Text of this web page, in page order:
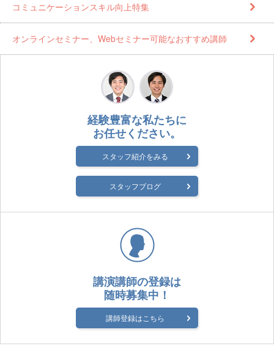
コミュニケーションスキル向上特集
オンラインセミナー、Webセミナー可能なおすすめ講師
経験豊富な私たちに
お任せください。
スタッフ紹介をみる
スタッフブログ
講演講師の登録は
随時募集中！
講師登録はこちら